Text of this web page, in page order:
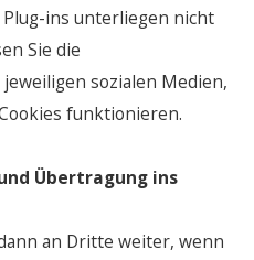
ins unterliegen nicht
Sie die
sozialen Medien,
funktionieren.
Übertragung ins
an Dritte weiter, wenn